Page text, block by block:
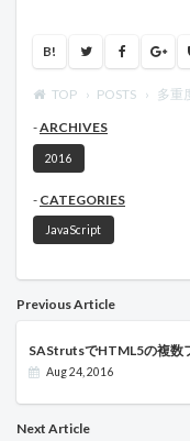
B!
TOP POSTS
多重
ARCHIVES
2016
CATEGORIES
JavaScript
Previous Article
SAStrutsでHTML5の複数
Aug 24, 2016
Next Article